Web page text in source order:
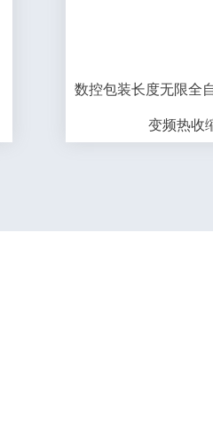
数控包装长度无限全
变频热收